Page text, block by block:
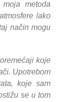
metoda
lako
način mogu
koje
Upotrebom
koje sam
se u tom